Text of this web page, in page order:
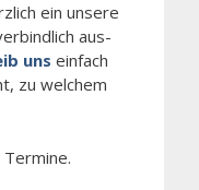
ein unsere
aus­
uns einfach
zu welchem